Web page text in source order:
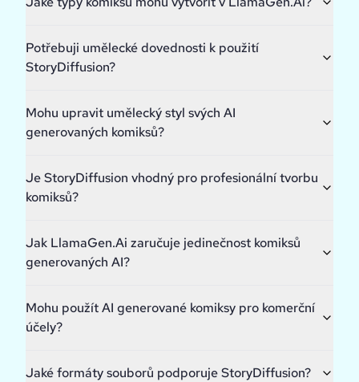
Potřebuji umělecké dovednosti k použití
StoryDiffusion?
Mohu upravit umělecký styl svých AI
generovaných komiksů?
Je StoryDiffusion vhodný pro profesionální tvorbu
komiksů?
Jak LlamaGen.Ai zaručuje jedinečnost komiksů
generovaných AI?
Mohu použít AI generované komiksy pro komerční
účely?
Jaké formáty souborů podporuje StoryDiffusion?